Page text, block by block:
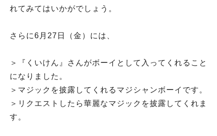
れてみてはいかがでしょう。
さらに6月27日（金）には、
＞『くいけん』さんがボーイとして入ってくれること
になりました。
＞マジックを披露してくれるマジシャンボーイです。
＞リクエストしたら華麗なマジックを披露してくれま
す。